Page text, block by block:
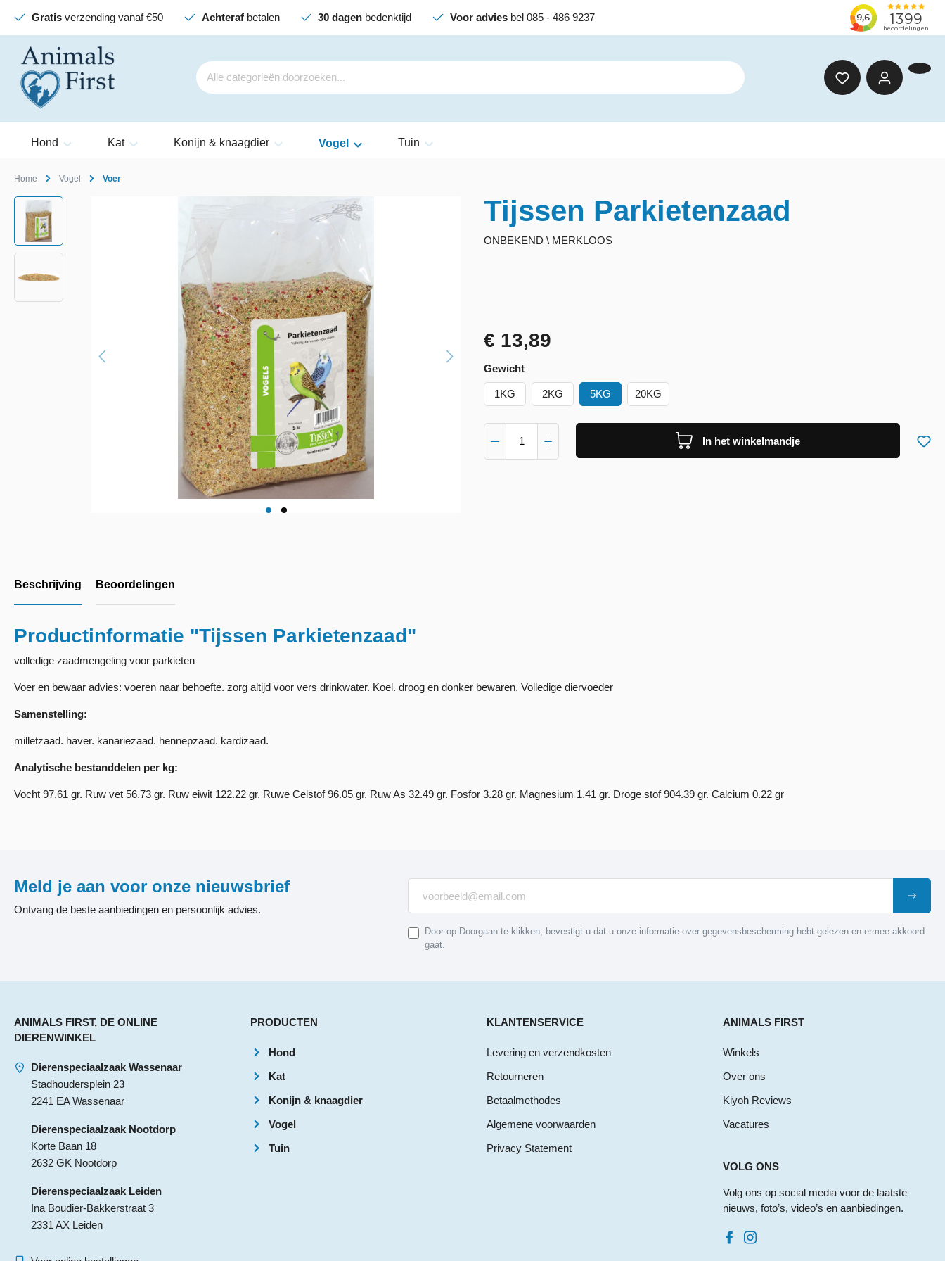
Gratisverzending vanaf €50 Achterafbetalen 30 dagen bedenktijd Voor advies bel 085 - 486 9237
Hond Kat Konijn & knaagdier Vogel Tuin
Home Vogel Voer
Tijssen Parkietenzaad
ONBEKEND \ MERKLOOS
€ 13,89
Gewicht
1KG 2KG 5KG 20KG
In het winkelmandje
Beschrijving Beoordelingen
Productinformatie "Tijssen Parkietenzaad"
volledige zaadmengeling voor parkieten
Voer en bewaar advies: voeren naar behoefte. zorg altijd voor vers drinkwater. Koel. droog en donker bewaren. Volledige diervoeder
Samenstelling:
milletzaad. haver. kanariezaad. hennepzaad. kardizaad.
Analytische bestanddelen per kg:
Vocht 97.61 gr. Ruw vet 56.73 gr. Ruw eiwit 122.22 gr. Ruwe Celstof 96.05 gr. Ruw As 32.49 gr. Fosfor 3.28 gr. Magnesium 1.41 gr. Droge stof 904.39 gr. Calcium 0.22 gr
Meld je aan voor onze nieuwsbrief
Ontvang de beste aanbiedingen en persoonlijk advies.
Door op Doorgaan te klikken, bevestigt u dat u onze informatie over gegevensbescherming hebt gelezen en ermee akkoord
gaat.
ANIMALS FIRST, DE ONLINE
DIERENWINKEL
Dierenspeciaalzaak Wassenaar
Stadhoudersplein 23
2241 EA Wassenaar
Dierenspeciaalzaak Nootdorp
Korte Baan 18
2632 GK Nootdorp
Dierenspeciaalzaak Leiden
Ina Boudier-Bakkerstraat 3
2331 AX Leiden
PRODUCTEN
Hond
Kat
Konijn & knaagdier
Vogel
Tuin
KLANTENSERVICE
Levering en verzendkosten
Retourneren
Betaalmethodes
Algemene voorwaarden
Privacy Statement
ANIMALS FIRST
Winkels
Over ons
Kiyoh Reviews
Vacatures
VOLG ONS
Volg ons op social media voor de laatste
nieuws, foto’s, video’s en aanbiedingen.